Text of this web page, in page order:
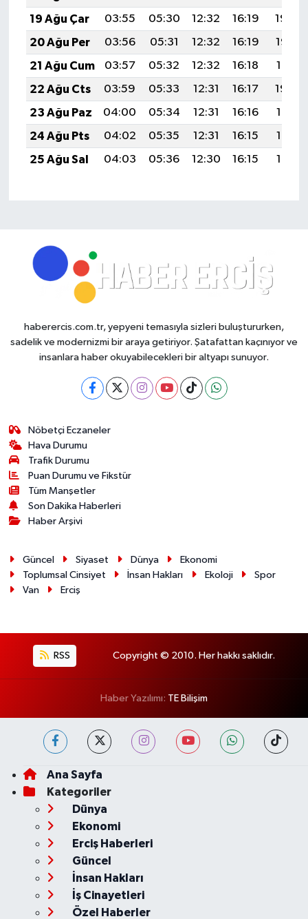
19 Ağu Çar
03:55 05:30 12:32 16:19
19:24
20 Ağu Per
03:56 05:31 12:32 16:19
19:23
21 Ağu Cum
03:57 05:32 12:32 16:18
19:21
22 Ağu Cts
03:59 05:33 12:31 16:17
19:20
23 Ağu Paz
04:00 05:34 12:31 16:16
19:18
24 Ağu Pts
04:02 05:35 12:31 16:15
19:17
25 Ağu Sal
04:03 05:36 12:30 16:15 19:15
haberercis.com.tr, yepyeni temasıyla sizleri buluştururken,
sadelik ve modernizmi bir araya getiriyor. Şatafattan kaçınıyor ve
insanlara haber okuyabilecekleri bir altyapı sunuyor.
Nöbetçi Eczaneler
Hava Durumu
Trafik Durumu
Puan Durumu ve Fikstür
Tüm Manşetler
Son Dakika Haberleri
Haber Arşivi
Güncel Siyaset Dünya
Ekonomi
Toplumsal Cinsiyet
İnsan Hakları Ekoloji
Spor
Van
Erciş
RSS Copyright © 2010. Her hakkı saklıdır.
Haber Yazılımı: TE Bilişim
Ana Sayfa
Kategoriler
Dünya
Ekonomi
Erciş Haberleri
Güncel
İnsan Hakları
İş Cinayetleri
Özel Haberler